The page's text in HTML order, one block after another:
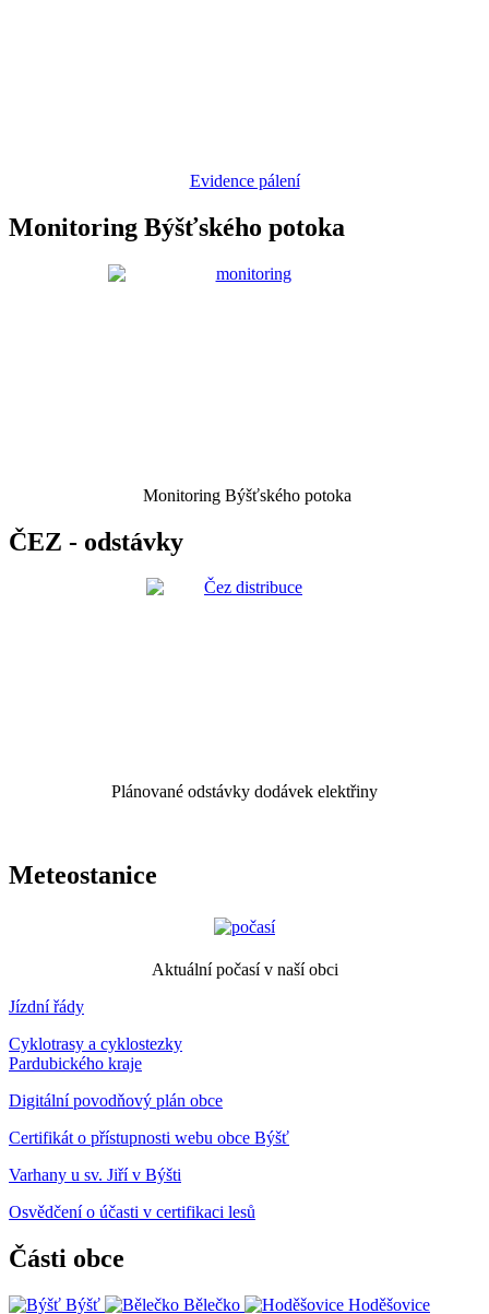
Evidence pálení
Monitoring Býšťského potoka
Monitoring Býšťského potoka
ČEZ - odstávky
Plánované odstávky dodávek elektřiny
Meteostanice
Aktuální počasí v naší obci
Jízdní řády
Cyklotrasy a cyklostezky
Pardubického kraje
Digitální povodňový plán obce
Certifikát o přístupnosti webu obce Býšť
Varhany u sv. Jiří v Býšti
Osvědčení o účasti v certifikaci lesů
Části obce
Býšť Bělečko Hoděšovice